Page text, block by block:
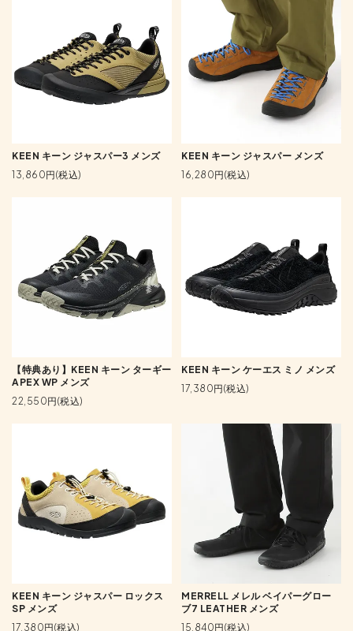
KEEN キーン ジャスパー3 メンズ
13,860円(税込)
KEEN キーン ジャスパー メンズ
16,280円(税込)
【特典あり】KEEN キーン ターギー
APEX WP メンズ
22,550円(税込)
KEEN キーン ケーエス ミノ メンズ
17,380円(税込)
KEEN キーン ジャスパー ロックス
SP メンズ
17,380円(税込)
MERRELL メレル ベイパーグロー
ブ7 LEATHER メンズ
15,840円(税込)